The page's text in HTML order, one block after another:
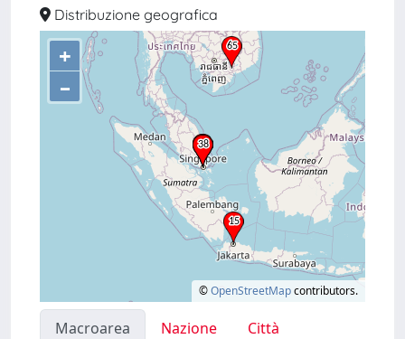
Distribuzione geografica
+
–
©OpenStreetMapcontributors.
Macroarea Nazione
Città